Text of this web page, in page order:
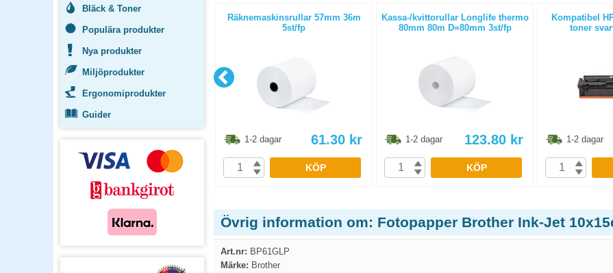
Bläck & Toner
Populära produkter
Nya produkter
Miljöprodukter
Ergonomiprodukter
Guider
Bisfenolfri 80mm 80m D=80mm
3st/fp
KÖP
Räknemaskinsrullar 57mm 36m
5st/fp
1-2 dagar 61.30 kr
KÖP
Kassa-/kvittorullar Longlife thermo
80mm 80m D=80mm 3st/fp
1-2 dagar 123.80 kr
KÖP
Kompatibel
toner
1-2 dagar
Övrig information om: Fotopapper Brother Ink-Jet
Art.nr: BP61GLP
Märke: Brother